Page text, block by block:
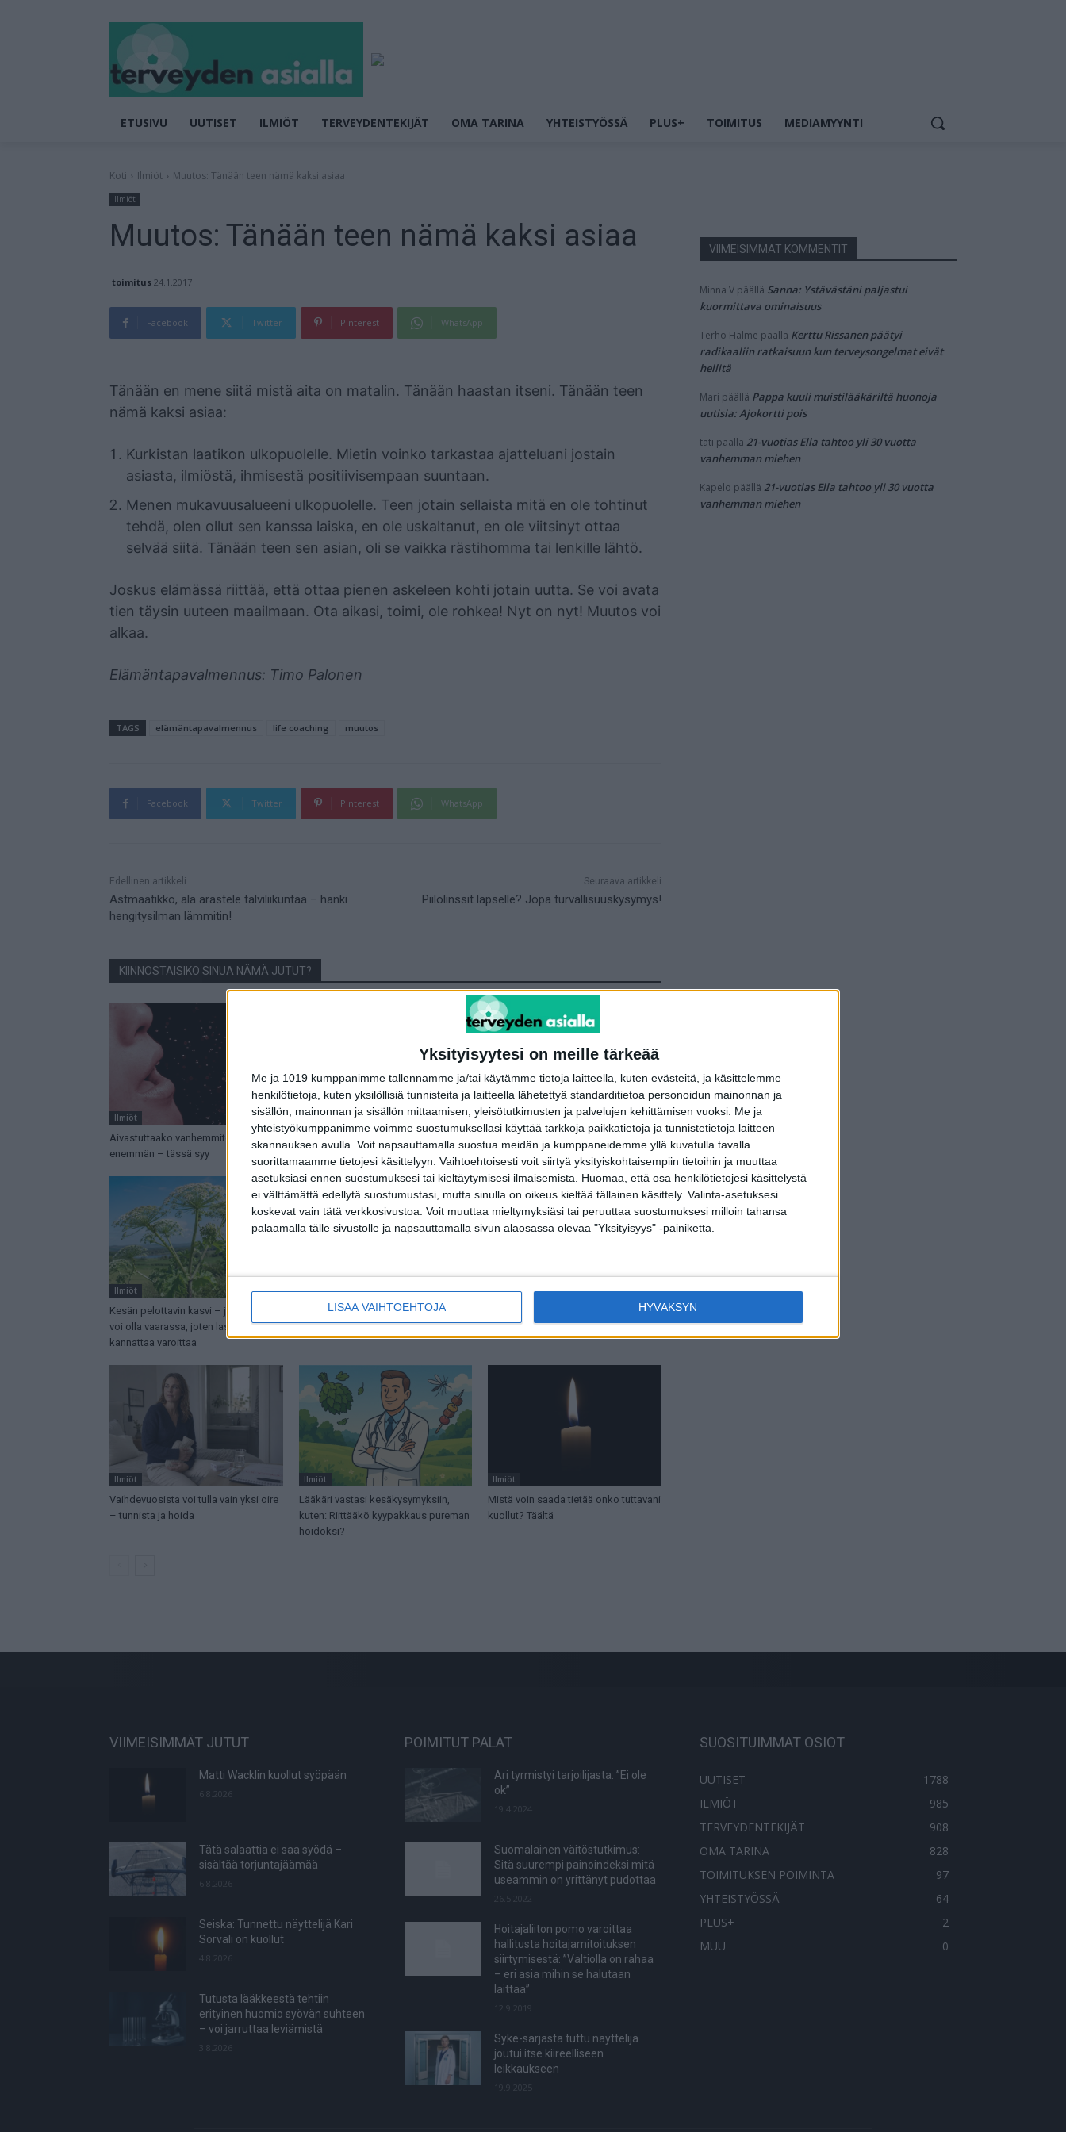
Yksityisyytesi on meille tärkeää
Me ja 1019 kumppanimme tallennamme ja/tai käytämme tietoja laitteella, kuten evästeitä, ja käsittelemme
henkilötietoja, kuten yksilöllisiä tunnisteita ja laitteella lähetettyä standarditietoa personoidun mainonnan ja
sisällön, mainonnan ja sisällön mittaamisen, yleisötutkimusten ja palvelujen kehittämisen vuoksi. Me ja
yhteistyökumppanimme voimme suostumuksellasi käyttää tarkkoja paikkatietoja ja tunnistetietoja laitteen
skannauksen avulla. Voit napsauttamalla suostua meidän ja kumppaneidemme yllä kuvatulla tavalla
suorittamaamme tietojesi käsittelyyn. Vaihtoehtoisesti voit siirtyä yksityiskohtaisempiin tietoihin ja muuttaa
asetuksiasi ennen suostumuksesi tai kieltäytymisesi ilmaisemista.
Huomaa, että osa henkilötietojesi käsittelystä
ei välttämättä edellytä suostumustasi, mutta sinulla on oikeus kieltää tällainen käsittely. Valinta-asetuksesi
koskevat vain tätä verkkosivustoa. Voit muuttaa mieltymyksiäsi tai peruuttaa suostumuksesi milloin tahansa
palaamalla tälle sivustolle ja napsauttamalla sivun alaosassa olevaa "Yksityisyys" -painiketta.
LISÄÄ VAIHTOEHTOJA HYVÄKSYN
ETUSIVU UUTISET ILMIÖT TERVEYDENTEKIJÄT OMA TARINA YHTEISTYÖSSÄ PLUS+ TOIMITUS MEDIAMYYNTI
Koti Ilmiöt Muutos: Tänään teen nämä kaksi asiaa
Ilmiöt
Muutos: Tänään teen nämä kaksi asiaa
toimitus 24.1.2017
Facebook Twitter Pinterest WhatsApp
Tänään en mene siitä mistä aita on matalin. Tänään haastan itseni. Tänään teen
nämä kaksi asiaa:
Kurkistan laatikon ulkopuolelle. Mietin voinko tarkastaa ajatteluani jostain
asiasta, ilmiöstä, ihmisestä positiivisempaan suuntaan.
Menen mukavuusalueeni ulkopuolelle. Teen jotain sellaista mitä en ole tohtinut
tehdä, olen ollut sen kanssa laiska, en ole uskaltanut, en ole viitsinyt ottaa
selvää siitä. Tänään teen sen asian, oli se vaikka rästihomma tai lenkille lähtö.
Joskus elämässä riittää, että ottaa pienen askeleen kohti jotain uutta. Se voi avata
tien täysin uuteen maailmaan. Ota aikasi, toimi, ole rohkea! Nyt on nyt! Muutos voi
alkaa.
Elämäntapavalmennus: Timo Palonen
TAGS elämäntapavalmennus life coaching muutos
Facebook Twitter Pinterest WhatsApp
Mainos
Edellinen artikkeli
Astmaatikko, älä arastele talviliikuntaa – hanki
hengitysilman lämmitin!
Seuraava artikkeli
Piilolinssit lapselle? Jopa turvallisuuskysymys!
KIINNOSTAISIKO SINUA NÄMÄ JUTUT?
Ilmiöt
Aivastuttaako vanhemmiten
enemmän – tässä syy
Ilmiöt
Poliisi vetoaa: Jos näet luonnossa
tällaisen pullon, älä koske siihen!
Ilmiöt
Tätä et tainnut tietää aurinkorasvasta
Ilmiöt
Kesän pelottavin kasvi – jopa näkö
voi olla vaarassa, joten lasta
kannattaa varoittaa
Ilmiöt
Syötkö näitä lääkkeitä – nyt
kannattaa olla tarkkana
Ilmiöt
grillaamisesta?
Ilmiöt
Vaihdevuosista voi tulla vain yksi oire
– tunnista ja hoida
Ilmiöt
Lääkäri vastasi kesäkysymyksiin,
kuten: Riittääkö kyypakkaus pureman
hoidoksi?
Ilmiöt
Mistä voin saada tietää onko tuttavani
kuollut? Täältä
VIIMEISIMMÄT KOMMENTIT
Minna V päällä Sanna: Ystävästäni paljastui
kuormittava ominaisuus
Terho Halme päällä Kerttu Rissanen päätyi
radikaaliin ratkaisuun kun terveysongelmat eivät
hellitä
Mari päällä Pappa kuuli muistilääkäriltä huonoja
uutisia: Ajokortti pois
täti päällä 21-vuotias Ella tahtoo yli 30 vuotta
vanhemman miehen
Kapelo päällä 21-vuotias Ella tahtoo yli 30 vuotta
vanhemman miehen
VIIMEISIMMÄT JUTUT
Matti Wacklin kuollut syöpään
6.8.2026
Tätä salaattia ei saa syödä –
sisältää torjuntajäämää
6.8.2026
Seiska: Tunnettu näyttelijä Kari
Sorvali on kuollut
4.8.2026
Tutusta lääkkeestä tehtiin
erityinen huomio syövän suhteen
– voi jarruttaa leviämistä
3.8.2026
POIMITUT PALAT
Ari tyrmistyi tarjoilijasta: ”Ei ole
ok”
19.4.2024
Suomalainen väitöstutkimus:
Sitä suurempi painoindeksi mitä
useammin on yrittänyt pudottaa
26.5.2022
Hoitajaliiton pomo varoittaa
hallitusta hoitajamitoituksen
siirtymisestä: ”Valtiolla on rahaa
– eri asia mihin se halutaan
laittaa”
12.9.2019
Syke-sarjasta tuttu näyttelijä
joutui itse kiireelliseen
leikkaukseen
19.9.2025
SUOSITUIMMAT OSIOT
UUTISET
1788
ILMIÖT
985
TERVEYDENTEKIJÄT
908
OMA TARINA
828
TOIMITUKSEN POIMINTA
97
YHTEISTYÖSSÄ
64
PLUS+
2
MUU
0